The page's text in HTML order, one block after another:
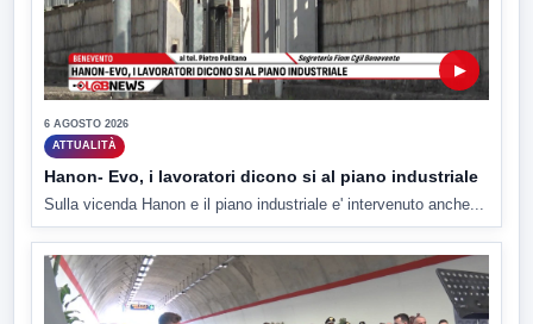
▶
6 AGOSTO 2026
ATTUALITÀ
Hanon- Evo, i lavoratori dicono si al piano industriale
Sulla vicenda Hanon e il piano industriale e' intervenuto anche...